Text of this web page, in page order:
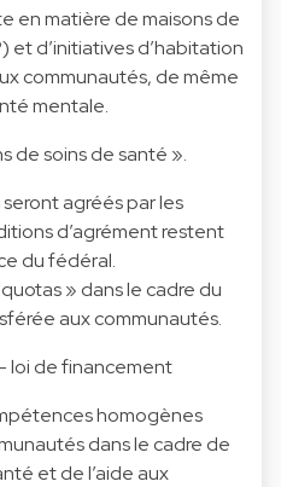
en matière de maisons de
et d’initiatives d’habitation
communautés, de même
mentale.
de soins de santé ».
agréés par les
d’agrément restent
du fédéral.
» dans le cadre du
aux communautés.
loi de financement
homogènes
dans le cadre de
et de l’aide aux